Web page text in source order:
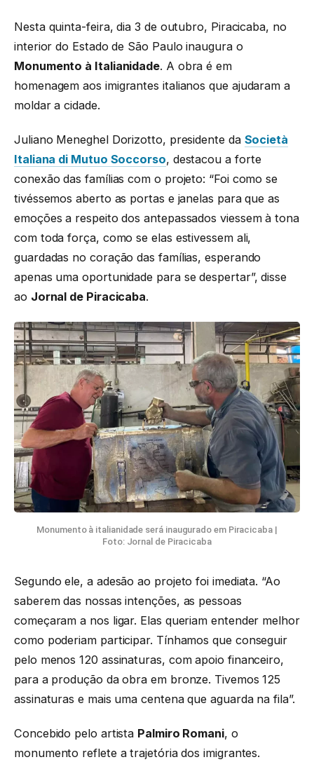
Nesta quinta-feira, dia 3 de outubro, Piracicaba, no
interior do Estado de São Paulo inaugura o
Monumento à Italianidade. A obra é em
homenagem aos imigrantes italianos que ajudaram a
moldar a cidade.
Juliano Meneghel Dorizotto, presidente da Società
Italiana di Mutuo Soccorso, destacou a forte
conexão das famílias com o projeto: “Foi como se
tivéssemos aberto as portas e janelas para que as
emoções a respeito dos antepassados viessem à tona
com toda força, como se elas estivessem ali,
guardadas no coração das famílias, esperando
apenas uma oportunidade para se despertar”, disse
ao Jornal de Piracicaba.
Monumento à italianidade será inaugurado em Piracicaba |
Foto: Jornal de Piracicaba
Segundo ele, a adesão ao projeto foi imediata. “Ao
saberem das nossas intenções, as pessoas
começaram a nos ligar. Elas queriam entender melhor
como poderiam participar. Tínhamos que conseguir
pelo menos 120 assinaturas, com apoio financeiro,
para a produção da obra em bronze. Tivemos 125
assinaturas e mais uma centena que aguarda na fila”.
Concebido pelo artista Palmiro Romani, o
monumento reflete a trajetória dos imigrantes.